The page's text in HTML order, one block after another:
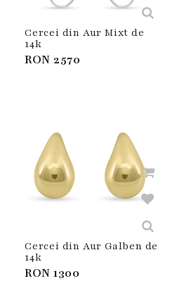
Cercei din Aur Mixt de
14k
RON 2570
Cercei din Aur Galben de
14k
RON1300